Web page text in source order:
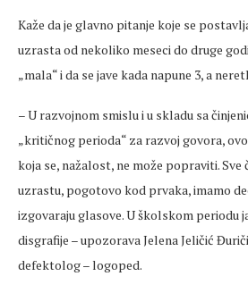
Kaže da je glavno pitanje koje se
uzrasta od nekoliko meseci do druge
„mala“ i da se jave kada napune 3, a
– U razvojnom smislu i u skladu sa
„kritičnog perioda“ za razvoj govora,
koja se, nažalost, ne može popraviti. Sve
uzrastu, pogotovo kod prvaka, imamo
izgovaraju glasove. U školskom periodu
disgrafije – upozorava Jelena Jeličić
defektolog – logoped.